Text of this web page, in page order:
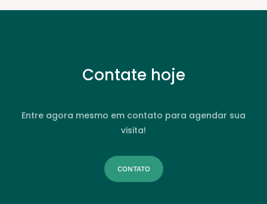
Contate hoje
Entre agora mesmo em contato para agendar sua
visita!
CONTATO